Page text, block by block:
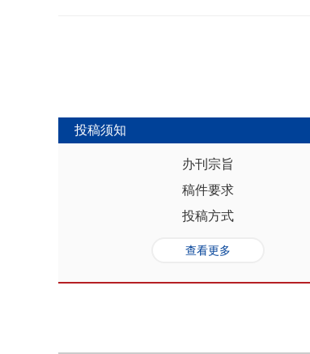
中，既要立足当下人口负
放眼未来人口发展趋势
红利和人口合理分布红
展符合创新、协调、绿色
势性特征和高质量发展的
育强国建设、优化城镇格
投稿须知
办刊宗旨
稿件要求
投稿方式
查看更多